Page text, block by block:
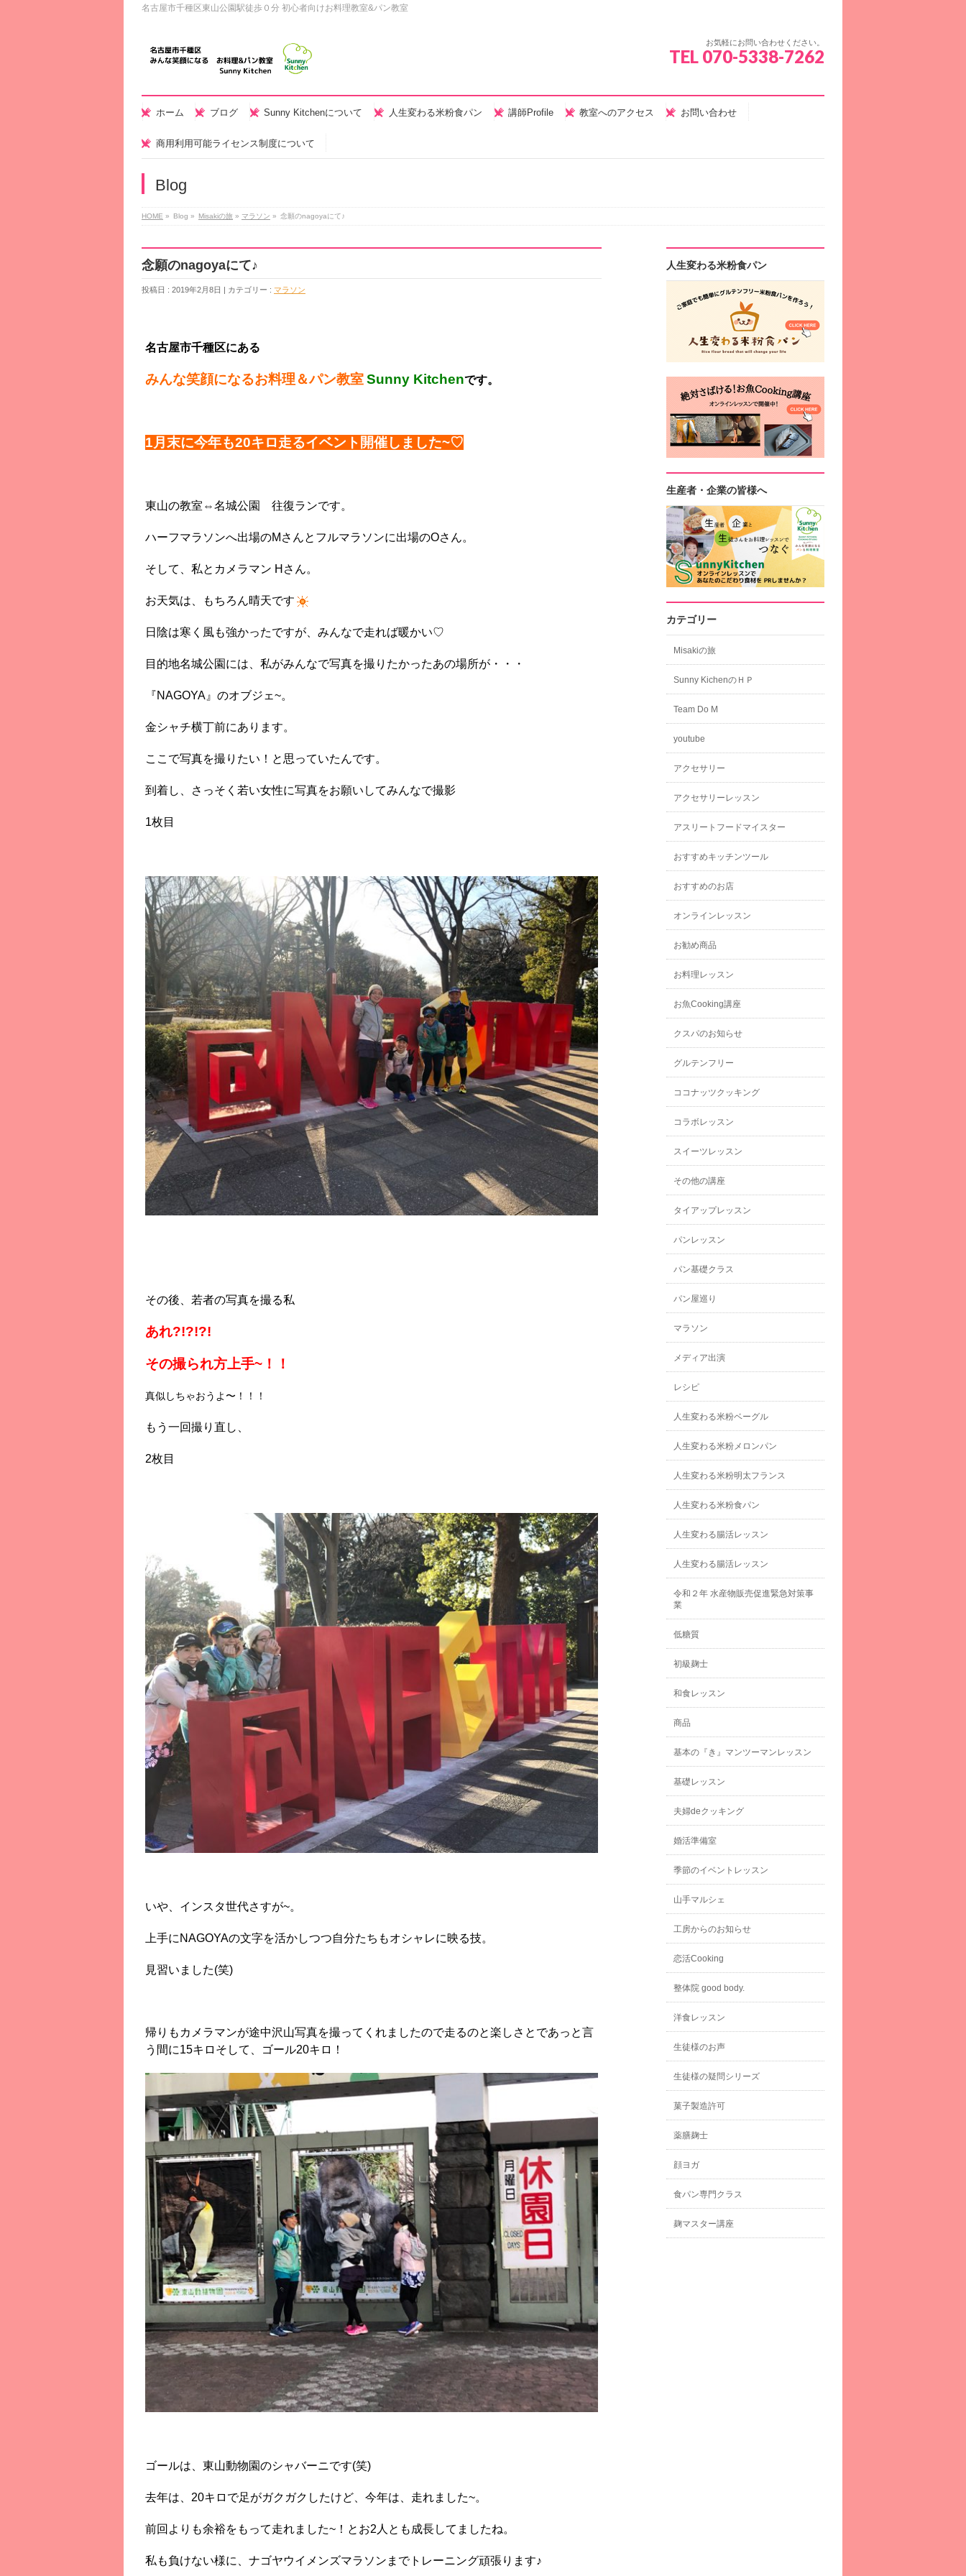
名古屋市千種区東山公園駅徒歩０分 初心者向けお料理教室&パン教室
お気軽にお問い合わせください。
TEL 070-5338-7262
ホーム ブログ Sunny Kitchenについて 人生変わる米粉食パン 講師Profile 教室へのアクセス お問い合わせ
商用利用可能ライセンス制度について
Blog
HOME » Blog » Misakiの旅 » マラソン » 念願のnagoyaにて♪
念願のnagoyaにて♪
投稿日 : 2019年2月8日 | カテゴリー : マラソン
名古屋市千種区にある
みんな笑顔になるお料理＆パン教室Sunny Kitchenです。
1月末に今年も20キロ走るイベント開催しました~♡
東山の教室⇔名城公園 往復ランです。
ハーフマラソンへ出場のMさんとフルマラソンに出場のOさん。
そして、私とカメラマン Hさん。
お天気は、もちろん晴天です
日陰は寒く風も強かったですが、みんなで走れば暖かい♡
目的地名城公園には、私がみんなで写真を撮りたかったあの場所が・・・
『NAGOYA』のオブジェ~。
金シャチ横丁前にあります。
ここで写真を撮りたい！と思っていたんです。
到着し、さっそく若い女性に写真をお願いしてみんなで撮影
1枚目
その後、若者の写真を撮る私
あれ?!?!?!
その撮られ方上手~！！
真似しちゃおうよ〜！！！
もう一回撮り直し、
2枚目
いや、インスタ世代さすが~。
上手にNAGOYAの文字を活かしつつ自分たちもオシャレに映る技。
見習いました(笑)
帰りもカメラマンが途中沢山写真を撮ってくれましたので走るのと楽しさとであっと言
う間に15キロそして、ゴール20キロ！
ゴールは、東山動物園のシャバーニです(笑)
去年は、20キロで足がガクガクしたけど、今年は、走れました~。
前回よりも余裕をもって走れました~！とお2人とも成長してましたね。
私も負けない様に、ナゴヤウイメンズマラソンまでトレーニング頑張ります♪
人生変わる米粉食パン
生産者・企業の皆様へ
カテゴリー
Misakiの旅
Sunny KichenのＨＰ
Team Do M
youtube
アクセサリー
アクセサリーレッスン
アスリートフードマイスター
おすすめキッチンツール
おすすめのお店
オンラインレッスン
お勧め商品
お料理レッスン
お魚Cooking講座
クスパのお知らせ
グルテンフリー
ココナッツクッキング
コラボレッスン
スイーツレッスン
その他の講座
タイアップレッスン
パンレッスン
パン基礎クラス
パン屋巡り
マラソン
メディア出演
レシピ
人生変わる米粉ベーグル
人生変わる米粉メロンパン
人生変わる米粉明太フランス
人生変わる米粉食パン
人生変わる腸活レッスン
人生変わる腸活レッスン
令和２年 水産物販売促進緊急対策事
業
低糖質
初級麹士
和食レッスン
商品
基本の『き』マンツーマンレッスン
基礎レッスン
夫婦deクッキング
婚活準備室
季節のイベントレッスン
山手マルシェ
工房からのお知らせ
恋活Cooking
整体院 good body.
洋食レッスン
生徒様のお声
生徒様の疑問シリーズ
菓子製造許可
薬膳麹士
顔ヨガ
食パン専門クラス
麹マスター講座